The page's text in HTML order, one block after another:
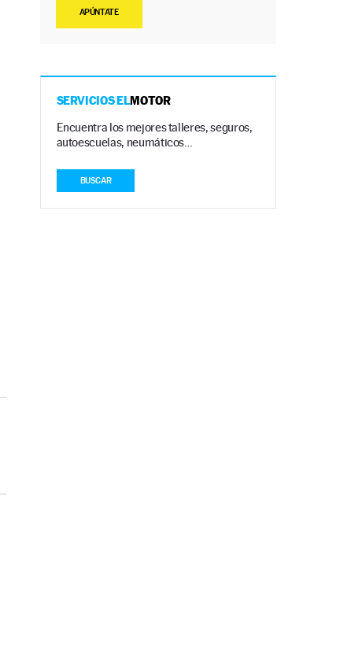
APÚNTATE
SERVICIOS ELMOTOR
Encuentra los mejores talleres, seguros,
autoescuelas, neumáticos…
BUSCAR